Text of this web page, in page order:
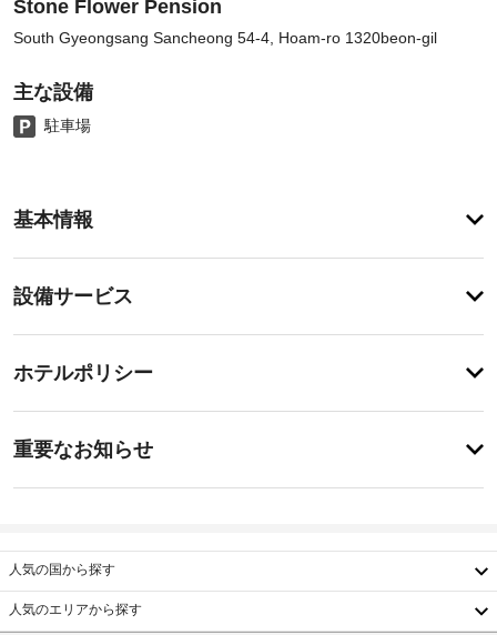
Stone Flower Pension
South Gyeongsang Sancheong 54-4, Hoam-ro 1320beon-gil
主な設備
駐車場
基本情報
室
備
ー
ス
6
房
完
備
の
設備サービス
設
ー
キ
ュ
ー
グ
ホテルポリシー
ェ
ッ
ク
イ
ン
施
設
の
重要なお知らせ
に
あ
人気の国から探す
韓
人気のエリアから探す